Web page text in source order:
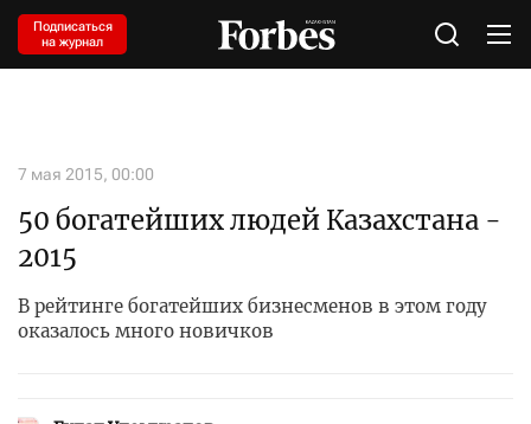
Подписаться
на журнал
7 мая 2015, 00:00
50 богатейших людей Казахстана -
2015
В рейтинге богатейших бизнесменов в этом году
оказалось много новичков